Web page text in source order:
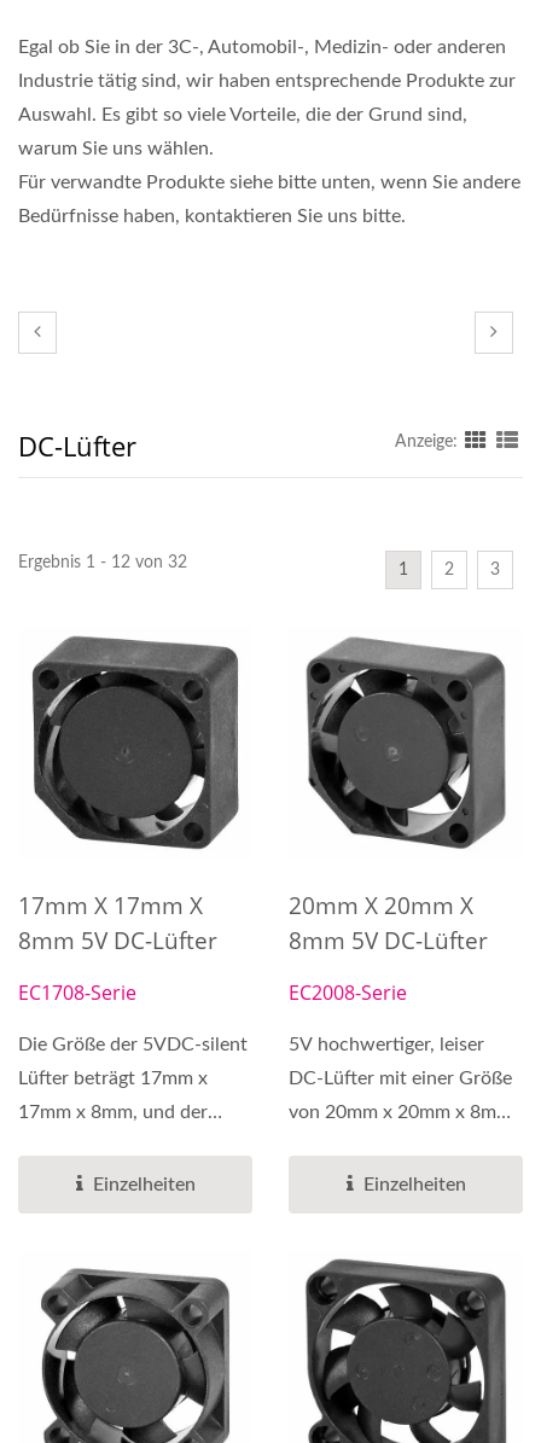
Egal ob Sie in der 3C-, Automobil-, Medizin- oder anderen
Industrie tätig sind, wir haben entsprechende Produkte zur
Auswahl. Es gibt so viele Vorteile, die der Grund sind,
warum Sie uns wählen.
Für verwandte Produkte siehe bitte unten, wenn Sie andere
Bedürfnisse haben, kontaktieren Sie uns bitte.
DC-Lüfter Anzeige:
Ergebnis 1 - 12 von 32 1 2 3
17mm X 17mm X
8mm 5V DC-Lüfter
EC1708-Serie
Die Größe der 5VDC-silent
Lüfter beträgt 17mm x
17mm x 8mm, und der
Einzelheiten
20mm X 20mm X
8mm 5V DC-Lüfter
EC2008-Serie
5V hochwertiger, leiser
DC-Lüfter mit einer Größe
von 20mm x 20mm x 8mm
Einzelheiten